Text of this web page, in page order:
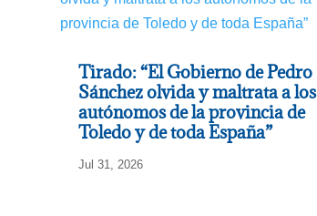
Tirado: “El Gobierno de Pedro
Sánchez olvida y maltrata a los
autónomos de la provincia de
Toledo y de toda España”
Jul 31, 2026